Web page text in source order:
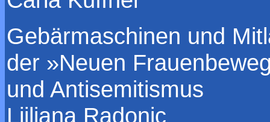
Gebärmaschinen und
der »Neuen
und Antisemitismus
Ljiljana Radonic